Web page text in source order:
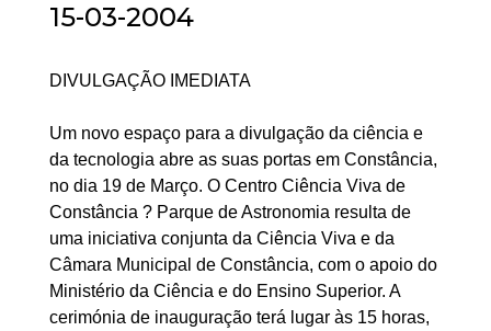
15-03-2004
DIVULGAÇÃO IMEDIATA
Um novo espaço para a divulgação da ciência e
da tecnologia abre as suas portas em Constância,
no dia 19 de Março. O Centro Ciência Viva de
Constância ? Parque de Astronomia resulta de
uma iniciativa conjunta da Ciência Viva e da
Câmara Municipal de Constância, com o apoio do
Ministério da Ciência e do Ensino Superior. A
cerimónia de inauguração terá lugar às 15 horas,